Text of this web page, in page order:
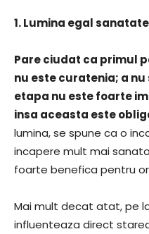
1. Lumina egal sanatate
Pare ciudat ca primul
nu este curatenia; a
etapa nu este foarte
insa aceasta este
lumina, se spune ca o
incapere mult mai
foarte benefica pentru
Mai mult decat atat, pe
influenteaza direct